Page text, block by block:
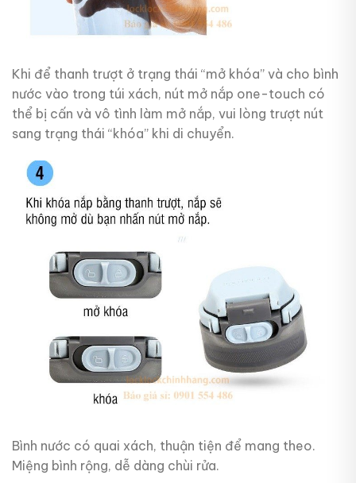
Khi để thanh trượt ở trạng thái “mở khóa” và cho bình
nước vào trong túi xách, nút mở nắp one-touch có
thể bị cấn và vô tình làm mở nắp, vui lòng trượt nút
sang trạng thái “khóa” khi di chuyển.
Bình nước có quai xách, thuận tiện để mang theo.
Miệng bình rộng, dễ dàng chùi rửa.